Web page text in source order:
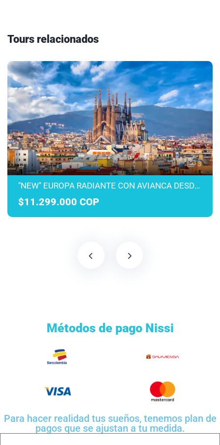
Tours relacionados
3
"NEW" EUROPA RADIANTE CON AVIANCA DESDE MEDELLÍN MARZO A JULIO 2027
$11.299.000 COP
Métodos de pago Nissi
Para hacer realidad tus sueños, tenemos plan de
pagos que se ajustan a tu medida.